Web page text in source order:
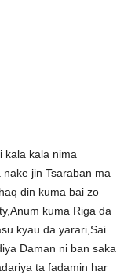
kala kala nima
jin Tsaraban ma
din kuma bai zo
kuma Riga da
kyau da yarari,Sai
Daman ni ban saka
ta fadamin har